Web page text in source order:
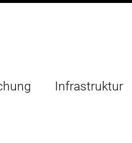
Infrastruktur